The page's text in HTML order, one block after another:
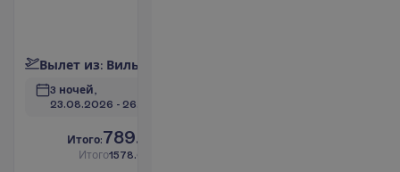
Вылет из: Виль
3 ночей,
23.08.2026 - 26.08.2026
И того:789.00
Итого1578.00